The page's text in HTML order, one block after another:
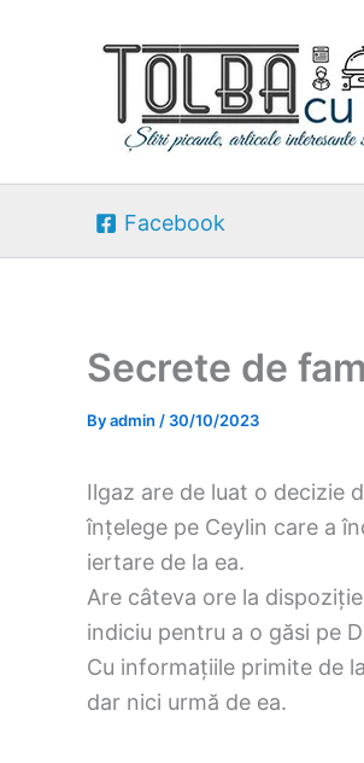
Facebook
Secrete de
Byadmin / 30/10/2023
Ilgaz are de luat o decizie
înțelege pe Ceylin care a
iertare de la ea.
Are câteva ore la
indiciu pentru a o găsi pe
Cu informațiile primite de
dar nici urmă de ea.